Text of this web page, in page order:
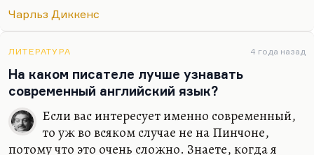
заимствованиями русизмов (что Кормильцев
подчеркнуть их экзотичность): все эти «stari
kashka», «молоко с ножами» и «всякий прочий
kal», если вы помните. Конечно, такая
гиперболизация реальности, её сознательное
сведение к гротеску входят в художественную
задачу. У Диккенса эта гиперболизация на
Чарльз Диккенс
ЛИТЕРАТУРА 4 года назад
На каком писателе лучше узнавать
современный английский язык?
Если вас интересует именно современный,
то уж во всяком случае не на Пинчоне,
потому что это очень сложно. Знаете, когда я